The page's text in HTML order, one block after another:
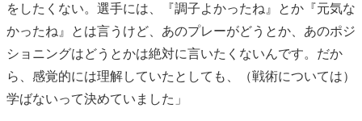
をしたくない。選手には、『調子よかったね』とか『元気な
かったね』とは言うけど、あのプレーがどうとか、あのポジ
ショニングはどうとかは絶対に言いたくないんです。だか
ら、感覚的には理解していたとしても、（戦術については）
学ばないって決めていました」